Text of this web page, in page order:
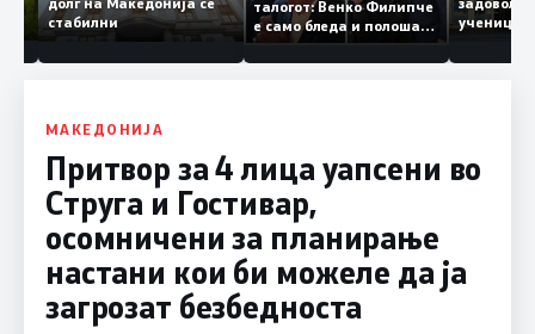
стабилни
талогот: Венко Филипче
е само бледа и полоша
копија дури и од Зоран
Заев
МАКЕДОНИЈА
Притвор за 4 лица уапсени во
Струга и Гостивар,
осомничени за планирање
настани кои би можеле да ја
загрозат безбедноста